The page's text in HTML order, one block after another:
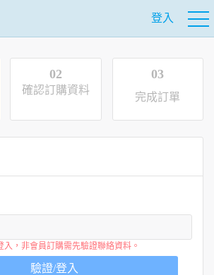
登入
02
確認訂購資料
03
完成訂單
，非會員訂購需先驗證聯絡資料。
驗證/登入